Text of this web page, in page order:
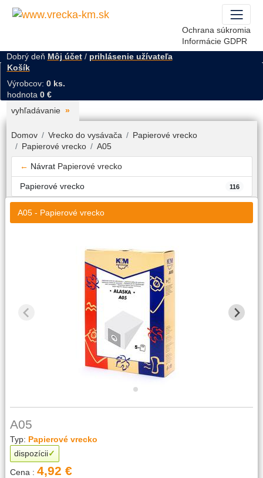
Ochrana súkromia
Informácie GDPR
Dobrý deň Môj účet/ prihlásenie užívateľa
Košík
Výrobcov: 0 ks.
hodnota 0 €
vyhľadávanie
Domov Vrecko do vysávača
Papierové vrecko
Papierové vrecko
A05
← Návrat Papierové vrecko
Papierové vrecko 116
A05 - Papierové vrecko
A05
Typ: Papierové vrecko
dispozícii
Cena : 4,92 €